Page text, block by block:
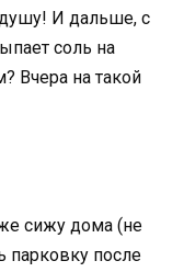
И дальше, с
соль на
Вчера на такой
сижу дома (не
парковку после